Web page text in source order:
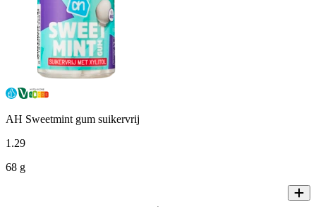
AH Sweetmint gum suikervrij
1 .29
68 g